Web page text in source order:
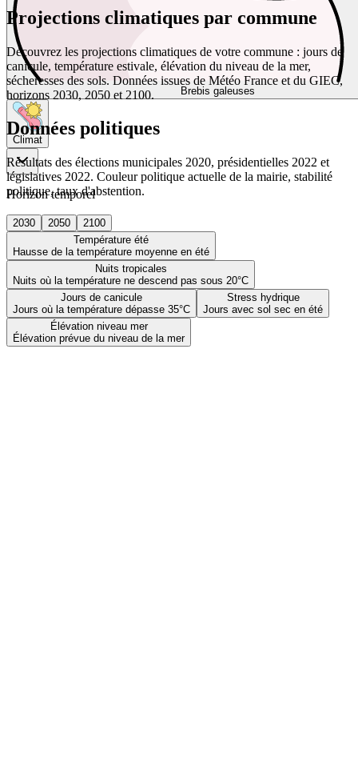
Brebis galeuses
Climat
Horizon temporel
2030 2050
2100
Température été
Hausse de la température moyenne en été
Nuits tropicales
Nuits où la température ne descend pas sous 20°C
Jours de canicule
Jours où la température dépasse 35°C
Stress hydrique
Jours avec sol sec en été
Élévation niveau mer
Élévation prévue du niveau de la mer
Projections climatiques par commune
Découvrez les projections climatiques de votre commune : jours de
canicule, température estivale, élévation du niveau de la mer,
sécheresses des sols. Données issues de Météo France et du GIEC,
horizons 2030, 2050 et 2100.
Données politiques
Résultats des élections municipales 2020, présidentielles 2022 et
législatives 2022. Couleur politique actuelle de la mairie, stabilité
politique, taux d'abstention.